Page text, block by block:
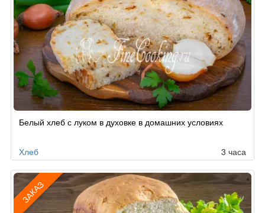
Белый хлеб с луком в духовке в домашних условиях
Хлеб 3 часа
ЗАКАЗ